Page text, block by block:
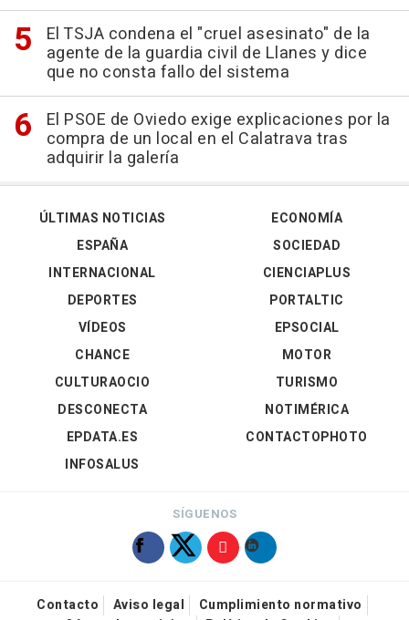
El TSJA condena el "cruel asesinato" de la
agente de la guardia civil de Llanes y dice
que no consta fallo del sistema
El PSOE de Oviedo exige explicaciones por la
compra de un local en el Calatrava tras
adquirir la galería
ÚLTIMAS NOTICIAS
ESPAÑA
INTERNACIONAL
DEPORTES
VÍDEOS
ECONOMÍA
SOCIEDAD
CIENCIAPLUS
PORTALTIC
EPSOCIAL
CHANCE
CULTURAOCIO
DESCONECTA
EPDATA.ES
INFOSALUS
MOTOR
TURISMO
NOTIMÉRICA
CONTACTOPHOTO
SÍGUENOS
Contacto Aviso legal
Cumplimiento normativo